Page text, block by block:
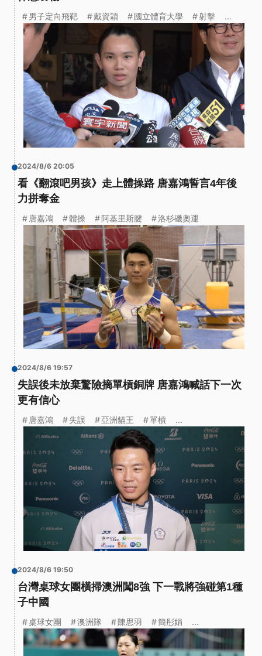
男子定向飛靶 戴資穎 國立體育大學 射擊 ...
2024/8/6 20:05
看《翻滾吧男孩》走上體操路 唐嘉鴻誓言4年後
力拼奪金
唐嘉鴻 體操 阿基里斯腱 洛杉磯奧運
2024/8/6 19:57
失誤後未放棄驚險摘單槓銅牌 唐嘉鴻喊話下一次
更有信心
唐嘉鴻 失誤 亞洲貓王 單槓 ...
2024/8/6 19:50
台灣桌球女團橫掃澳洲闖8強 下一戰將強碰第1種
子中國
桌球女團 澳洲隊 陳思羽 簡彤娟 ...